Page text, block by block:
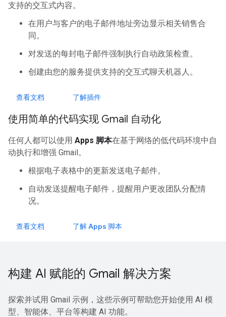
支持的交互式内容。
在用户与客户的电子邮件地址旁边显示相关销售合
同。
对发送的每封电子邮件强制执行自动政策检查。
创建由您的服务提供支持的交互式聊天机器人。
查看文档 了解插件
使用简单的代码实现 Gmail 自动化
任何人都可以使用 Apps 脚本在基于网络的低代码环境中自
动执行和增强 Gmail。
根据电子表格中的更新发送电子邮件。
自动发送提醒电子邮件，提醒用户更改团队分配情
况。
查看文档 了解 Apps 脚本
构建 AI 赋能的 Gmail 解决方案
探索并试用 Gmail 示例，这些示例可帮助您开始使用 AI 模
型、智能体、平台等构建 AI 功能。